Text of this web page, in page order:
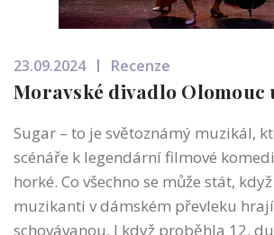
23.09.2024 Recenze
Moravské divadlo Olomouc
Sugar – to je světoznámý muzikál,
scénáře k legendární filmové
horké. Co všechno se může stát,
muzikanti v dámském převleku
schovávanou. I když proběhla 12.